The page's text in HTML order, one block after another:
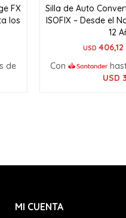
FX
los
de
Silla de Auto
ISOFIX – Desde el
12
USD 406,12
Con
USD
MI CUENTA